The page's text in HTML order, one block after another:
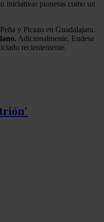
iniciativas pioneras como un
y Picazo en Guadalajara.
Adicionalmente, Endesa
recientemente.